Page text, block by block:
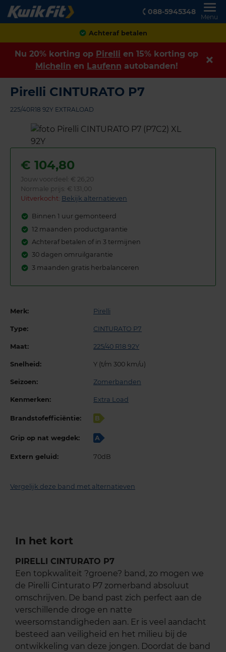
088-5945348
Menu
Achteraf betalen
Nu 20% korting op Pirelli en 15% korting op
Michelin en Laufenn autobanden!
Pirelli CINTURATO P7
225/40R18 92Y EXTRALOAD
€ 104,80
Jouw voordeel: € 26,20
Normale prijs: € 131,00
Uitverkocht: Bekijk alternatieven
Binnen 1 uur gemonteerd
12 maanden productgarantie
Achteraf betalen of in 3 termijnen
30 dagen omruilgarantie
3 maanden gratis herbalanceren
Merk: Pirelli
Type: CINTURATO P7
Maat: 225/40 R18 92Y
Snelheid: Y (t/m 300 km/u)
Seizoen: Zomerbanden
Kenmerken: Extra Load
Brandstofefficiëntie: B
Grip op nat wegdek: A
Extern geluid: 70dB
Vergelijk deze band met alternatieven
In het kort
PIRELLI CINTURATO P7
Een topkwaliteit ?groene? band, zo mogen we
de Pirelli Cinturato P7 zomerband absoluut
omschrijven. De band past zich perfect aan de
verschillende droge en natte
weersomstandigheden aan. Er is veel aandacht
besteed aan veiligheid en het milieu bij de
ontwikkeling van deze jongen. Doordat de band